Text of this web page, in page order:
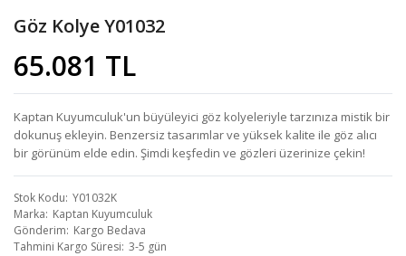
Göz Kolye Y01032
65.081 TL
Kaptan Kuyumculuk'un büyüleyici göz kolyeleriyle tarzınıza mistik bir
dokunuş ekleyin. Benzersiz tasarımlar ve yüksek kalite ile göz alıcı
bir görünüm elde edin. Şimdi keşfedin ve gözleri üzerinize çekin!
Stok Kodu Y01032K
Marka Kaptan Kuyumculuk
Gönderim Kargo Bedava
Tahmini Kargo Süresi 3-5 gün